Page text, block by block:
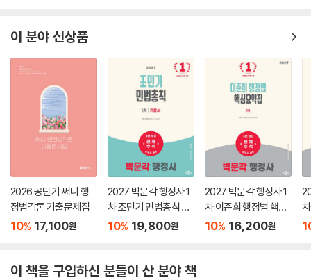
이 분야 신상품
2026 공단기 써니 행
정법각론 기출문제집
10% 17,100원
2027 박문각 행정사 1
차 조민기 민법총칙 기
본서
10% 19,800원
2027 박문각 행정사 1
차 이준희 행정법 핵심
요약집
10% 16,200원
이 책을 구입하신 분들이 산 분야 책